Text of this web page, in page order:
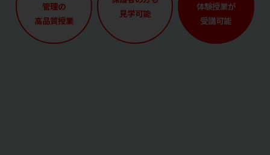
管理の
高品質授業
見学可能
体験授業が
受講可能